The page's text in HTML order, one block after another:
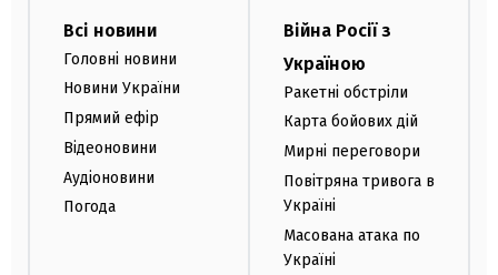
Всі новини
Головні новини
Новини України
Прямий ефір
Відеоновини
Аудіоновини
Погода
Війна Росії з
Україною
Ракетні обстріли
Карта бойових дій
Мирні переговори
Повітряна тривога в
Україні
Масована атака по
Україні